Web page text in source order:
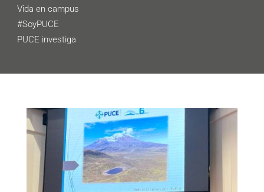
Vida en campus
#SoyPUCE
PUCE investiga